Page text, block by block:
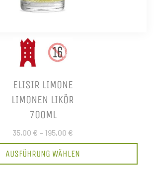
ELISIR LIMONE
LIMONEN LIKÖR
700ML
35,00 € – 195,00 €
AUSFÜHRUNG WÄHLEN